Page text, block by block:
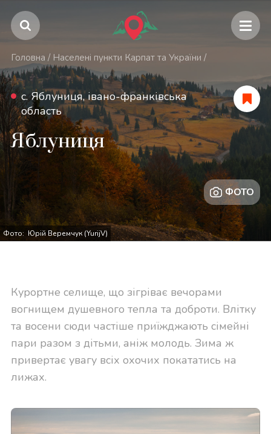
Головна / Населені пункти Карпат та України /
с. Яблуниця, івано-франківська
область
Яблуниця
ФОТО
Фото: Юрій Веремчук (YurijV)
Курортне селище, що зігріває вечорами
вогнищем душевного тепла та доброти. Влітку
та восени сюди частіше приїжджають сімейні
пари разом з дітьми, аніж молодь. Зима ж
привертає увагу всіх охочих покататись на
лижах.